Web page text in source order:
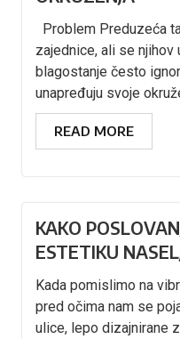
Problem Preduzeća
zajednice, ali se
blagostanje često
unapređuju svoje
READ MORE
KAKO
ESTETIKU
Kada pomislimo na
pred očima nam se
ulice, lepo dizajnirane